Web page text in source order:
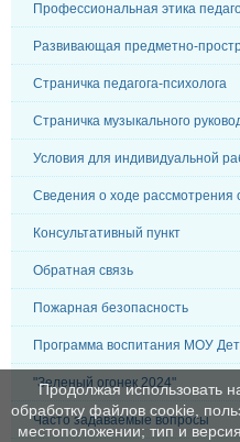
Профессиональная этика
Развивающая предметно-
Страничка педагога-психолога
Страничка музыкального
Условия для индивидуальной
Сведения о ходе рассмотрения
Консультативный пункт
Обратная связь
Пожарная безопасность
Программа воспитания МОУ
"Зеленый огонек 2024"
Часто задаваемые вопросы
Продолжая использовать
обработку файлов cookie,
местоположении; тип и